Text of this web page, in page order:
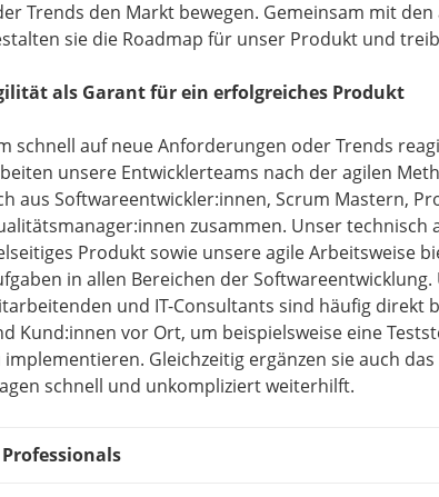
Trends den Markt bewegen. Gemeinsam mit
sie die Roadmap für unser Produkt und
als Garant für ein erfolgreiches Produkt
schnell auf neue Anforderungen oder Trends
unsere Entwicklerteams nach der agilen
aus Softwareentwickler:innen, Scrum Mastern,
zusammen. Unser technisch
Produkt sowie unsere agile Arbeitsweise
in allen Bereichen der Softwareentwicklung.
und IT-Consultants sind häufig direkt
Kund:innen vor Ort, um beispielsweise eine
implementieren. Gleichzeitig ergänzen sie auch
schnell und unkompliziert weiterhilft.
Professionals